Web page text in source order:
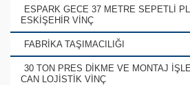
ESPARK GECE 37 METRE SEPETLİ
ESKİŞEHİR VİNÇ
FABRİKA TAŞIMACILIĞI
30 TON PRES DİKME VE MONTAJ
CAN LOJİSTİK VİNÇ